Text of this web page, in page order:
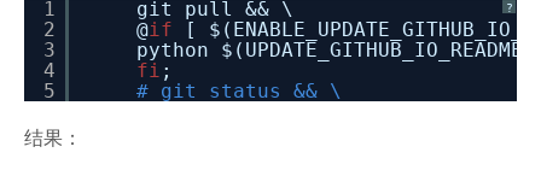
?
1
2
3
4
5
git pull && \
@if
[
python
fi ;
# git status && \
结果：